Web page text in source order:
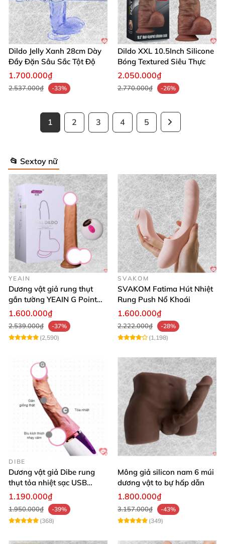
Dildo Jelly Xanh 28cm Dày
Đầy Đặn Sâu Sắc Tột Độ
1.700.000₫
2.537.000₫ -33%
Dildo XXL 10.5Inch Silicone
Bóng Textured Siêu Thực
2.050.000₫
2.770.000₫ -26%
1 2 3 4 5
📂 Sextoy nữ
YEAIN
Dương vật giả rung thụt
gắn tường YEAIN G Point
tỏa nhiệt điều khiển từ xa
1.600.000₫
2.539.000₫
-37%
(2,590)
SVAKOM
SVAKOM Fatima Hút Nhiệt
Rung Push Nổ Khoái
1.600.000₫
2.222.000₫
-28%
(1,198)
DIBE
Dương vật giả Dibe rung
thụt tỏa nhiệt sạc USB
silicon mềm mại
1.190.000₫
1.950.000₫
-39%
(368)
Mông giả silicon nam 6 múi
dương vật to bự hấp dẫn
1.800.000₫
3.157.000₫
-43%
(349)